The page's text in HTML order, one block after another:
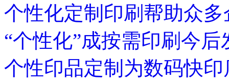
个性化定制印刷帮助众多
“个性化”成按需印刷今
个性印品定制为数码快